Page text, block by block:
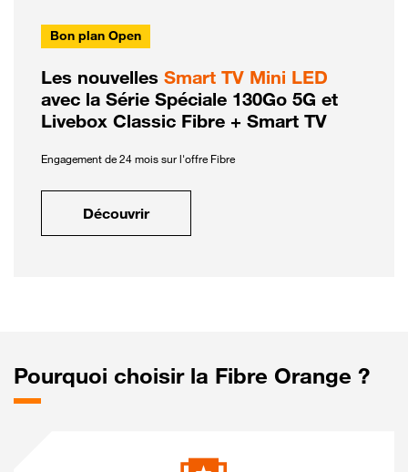
Bon plan Open
Les nouvelles Smart TV Mini LED
avec la Série Spéciale 130Go 5G et
Livebox Classic Fibre + Smart TV
Engagement de 24 mois sur l'offre Fibre
Découvrir
Pourquoi choisir la Fibre Orange ?